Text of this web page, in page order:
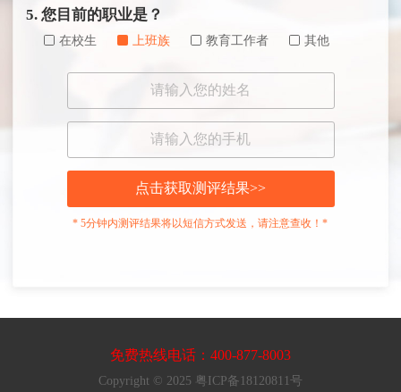
5. 您目前的职业是？
在校生 上班族 教育工作者 其他
点击获取测评结果>>
* 5分钟内测评结果将以短信方式发送，请注意查收！*
免费热线电话：400-877-8003
Copyright © 2025 粤ICP备18120811号